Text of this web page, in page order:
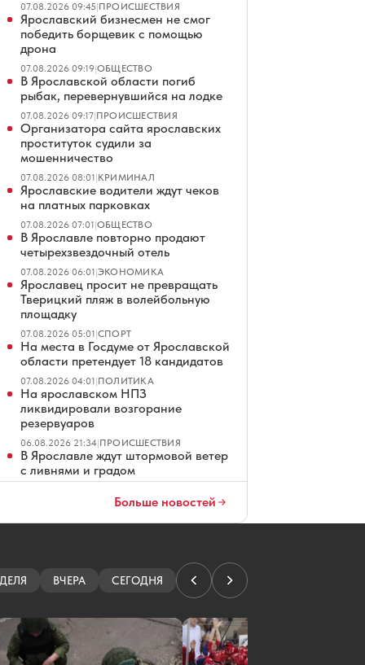
07.08.2026 09:45|ПРОИСШЕСТВИЯ
Ярославский бизнесмен не смог
победить борщевик с помощью
дрона
07.08.2026 09:19|ОБЩЕСТВО
В Ярославской области погиб
рыбак, перевернувшийся на лодке
07.08.2026 09:17|ПРОИСШЕСТВИЯ
Организатора сайта ярославских
проституток судили за
мошенничество
07.08.2026 08:01|КРИМИНАЛ
Ярославские водители ждут чеков
на платных парковках
07.08.2026 07:01|ОБЩЕСТВО
В Ярославле повторно продают
четырехзвездочный отель
07.08.2026 06:01|ЭКОНОМИКА
Ярославец просит не превращать
Тверицкий пляж в волейбольную
площадку
07.08.2026 05:01|СПОРТ
На места в Госдуме от Ярославской
области претендует 18 кандидатов
07.08.2026 04:01|ПОЛИТИКА
На ярославском НПЗ
ликвидировали возгорание
резервуаров
06.08.2026 21:34|ПРОИСШЕСТВИЯ
В Ярославле ждут штормовой ветер
с ливнями и градом
Полиция пресекла попытку
В Ярославле не смогли продать
гостиницу на Московском
Эксперты выяснили, как кешбэк
влияет на спрос россиян
06.08.2026 18:00 | НОВОСТИ КОМПАНИЙ
Больше новостей
ВЧЕРА СЕГОДНЯ